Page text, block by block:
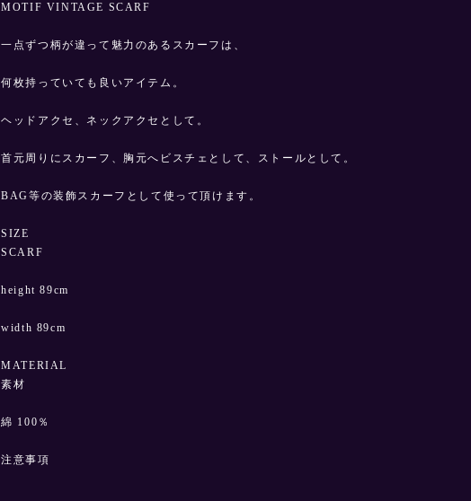
MOTIF VINTAGE SCARF
一点ずつ柄が違って魅力のあるスカーフは、
何枚持っていても良いアイテム。
ヘッドアクセ、ネックアクセとして。
首元周りにスカーフ、胸元へビスチェとして、ストールとして。
BAG等の装飾スカーフとして使って頂けます。
SIZE
SCARF
height 89cm
width 89cm
MATERIAL
素材
綿 100％
注意事項